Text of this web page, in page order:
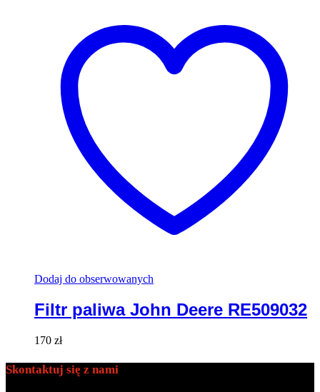
Dodaj do obserwowanych
Filtr paliwa John Deere RE509032
170 zł
Skontaktuj się z nami